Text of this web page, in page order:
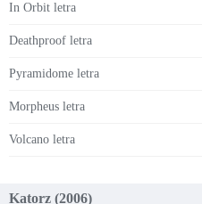
In Orbit letra
Deathproof letra
Pyramidome letra
Morpheus letra
Volcano letra
Katorz (2006)